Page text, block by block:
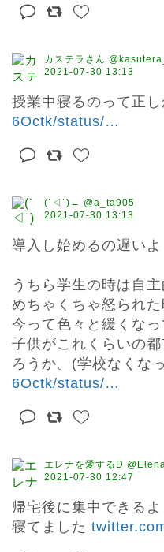
カステラさん
2021-07-30 13:13
授業中寝るのって正
6Octk/status/…
(˙◁˙)← @a_ta905
2021-07-30 13:13
導入し始めるの遅いよ
うちら学生の時は自
めちゃくちゃ怒られた
今って色々と緩くなっ
子供がこれくらいの
ろうか。(学校なくな
6Octk/status/…
エレナを愛するD
2021-07-30 12:47
帰宅後に集中できる
寝てました